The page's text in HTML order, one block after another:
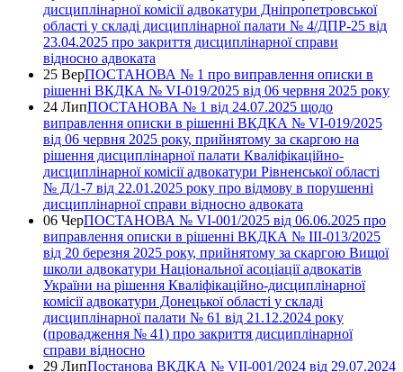
дисциплінарної комісії адвокатури Дніпропетровської
області у складі дисциплінарної палати № 4/ДПР-25 від
23.04.2025 про закриття дисциплінарної справи
відносно адвоката
25 ВерПОСТАНОВА № 1 про виправлення описки в
рішенні ВКДКА № VI-019/2025 від 06 червня 2025 року
24 ЛипПОСТАНОВА № 1 від 24.07.2025 щодо
виправлення описки в рішенні ВКДКА № VI-019/2025
від 06 червня 2025 року, прийнятому за скаргою на
рішення дисциплінарної палати Кваліфікаційно-
дисциплінарної комісії адвокатури Рівненської області
№ Д/1-7 від 22.01.2025 року про відмову в порушенні
дисциплінарної справи відносно адвоката
06 ЧерПОСТАНОВА № VI-001/2025 від 06.06.2025 про
виправлення описки в рішенні ВКДКА № ІІІ-013/2025
від 20 березня 2025 року, прийнятому за скаргою Вищої
школи адвокатури Національної асоціації адвокатів
України на рішення Кваліфікаційно-дисциплінарної
комісії адвокатури Донецької області у складі
дисциплінарної палати № 61 від 21.12.2024 року
(провадження № 41) про закриття дисциплінарної
справи відносно
29 ЛипПостанова ВКДКА № VІІ-001/2024 від 29.07.2024